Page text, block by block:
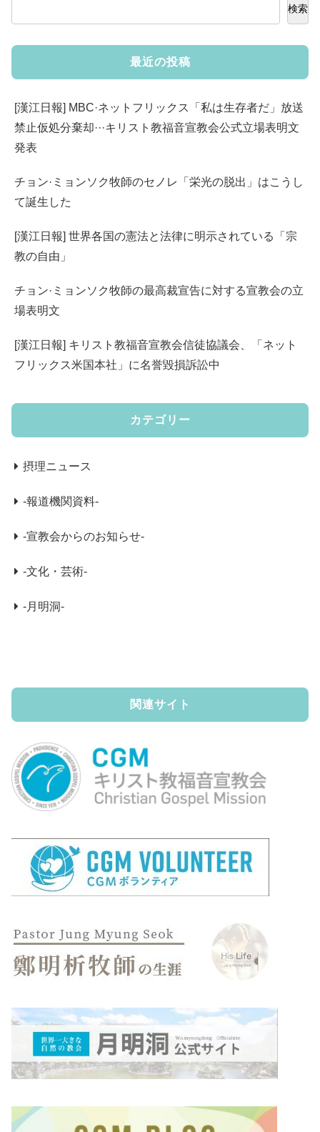
検索
最近の投稿
[漢江日報] MBC·ネットフリックス「私は生存者だ」放送
禁止仮処分棄却···キリスト教福音宣教会公式立場表明文
発表
チョン·ミョンソク牧師のセノレ「栄光の脱出」はこうし
て誕生した
[漢江日報] 世界各国の憲法と法律に明示されている「宗
教の自由」
チョン·ミョンソク牧師の最高裁宣告に対する宣教会の立
場表明文
[漢江日報] キリスト教福音宣教会信徒協議会、「ネット
フリックス米国本社」に名誉毀損訴訟中
カテゴリー
摂理ニュース
-報道機関資料-
-宣教会からのお知らせ-
-文化・芸術-
-月明洞-
関連サイト